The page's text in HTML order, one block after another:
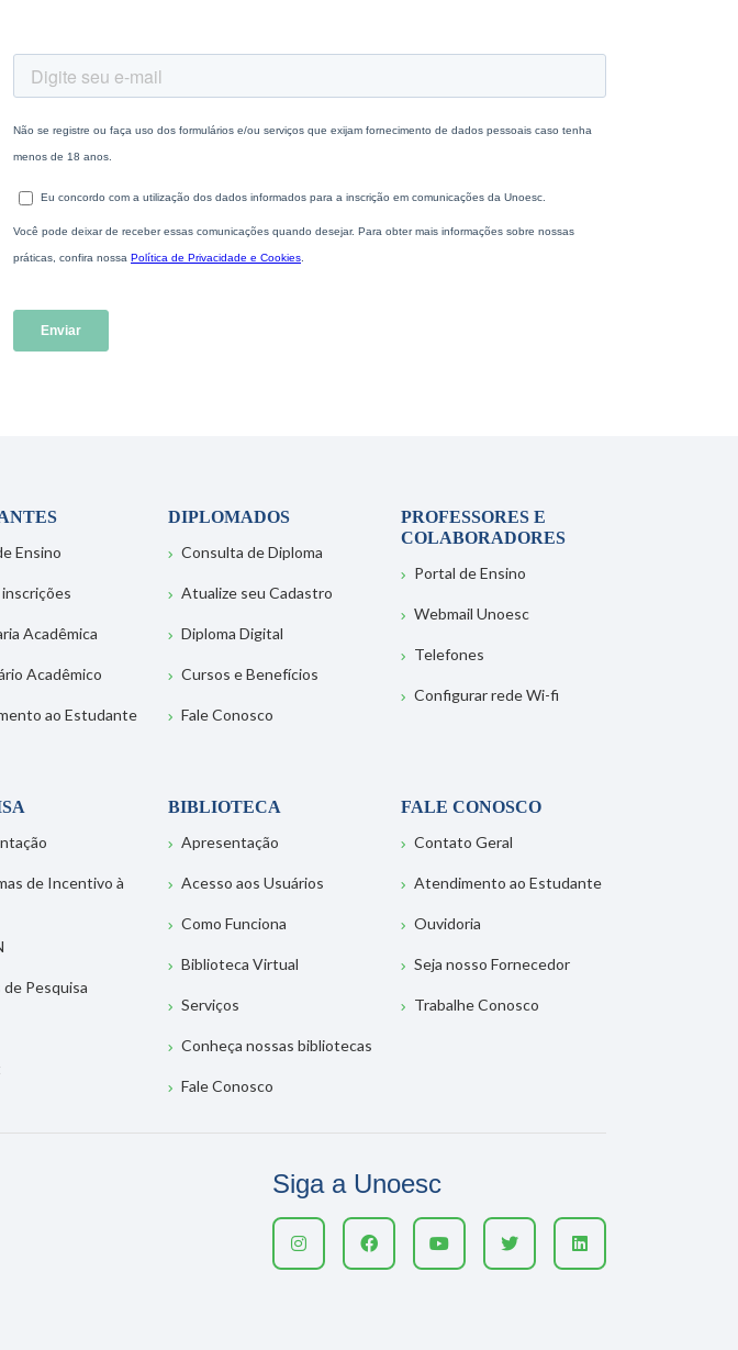
Ensino
Acadêmica
Acadêmico
ao Estudante
DIPLOMADOS
Consulta de Diploma
Atualize seu Cadastro
Diploma Digital
Cursos e Benefícios
Fale Conosco
PROFESSORES E
COLABORADORES
Portal de Ensino
Webmail Unoesc
Telefones
Configurar rede Wi-fi
de Incentivo à
Pesquisa
BIBLIOTECA
Apresentação
Acesso aos Usuários
Como Funciona
Biblioteca Virtual
Serviços
Conheça nossas bibliotecas
Fale Conosco
FALE CONOSCO
Contato Geral
Atendimento ao Estudante
Ouvidoria
Seja nosso Fornecedor
Trabalhe Conosco
Siga a Unoesc